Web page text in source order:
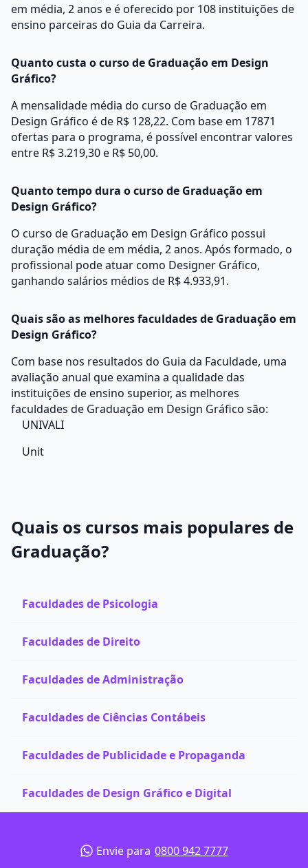
em média, 2 anos e é oferecido por 108 instituições de
ensino parceiras do Guia da Carreira.
Quanto custa o curso de Graduação em Design
Gráfico?
A mensalidade média do curso de Graduação em
Design Gráfico é de R$ 128,22. Com base em 17871
ofertas para o programa, é possível encontrar valores
entre R$ 3.219,30 e R$ 50,00.
Quanto tempo dura o curso de Graduação em
Design Gráfico?
O curso de Graduação em Design Gráfico possui
duração média de em média, 2 anos. Após formado, o
profissional pode atuar como Designer Gráfico,
ganhando salários médios de R$ 4.933,91.
Quais são as melhores faculdades de Graduação em
Design Gráfico?
Com base nos resultados do Guia da Faculdade, uma
avaliação anual que examina a qualidade das
instituições de ensino superior, as melhores
faculdades de Graduação em Design Gráfico são:
UNIVALI
Unit
Quais os cursos mais populares de
Graduação?
Faculdades de Psicologia
Faculdades de Direito
Faculdades de Administração
Faculdades de Ciências Contábeis
Faculdades de Publicidade e Propaganda
Faculdades de Design Gráfico e Digital
Envie para 0800 942 7777